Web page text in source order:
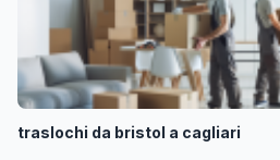
traslochi da bristol a cagliari